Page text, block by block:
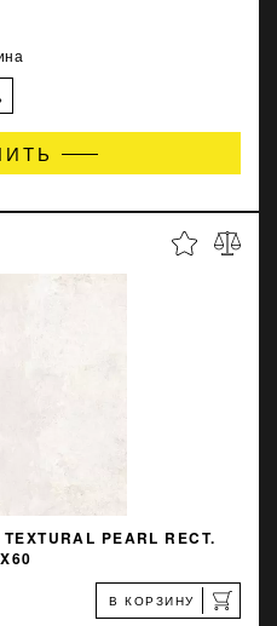
PEARL RECT.
В КОРЗИНУ